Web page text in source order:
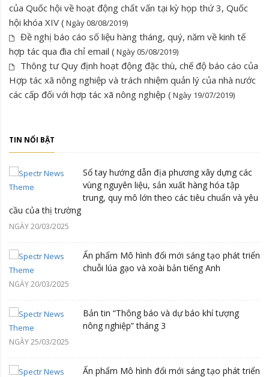
của Quốc hội về hoạt động chất vấn tại kỳ họp thứ 3, Quốc
hội khóa XIV ( Ngày 08/08/2019)
Đề nghị báo cáo số liệu hàng tháng, quý, năm về kinh tế
hợp tác qua đia chỉ email ( Ngày 05/08/2019)
Thông tư Quy định hoạt động đặc thù, chế độ báo cáo của
Hợp tác xã nông nghiệp và trách nhiệm quản lý của nhà nước
các cấp đối với hợp tác xã nông nghiệp ( Ngày 19/07/2019)
TIN NỔI BẬT
Sổ tay hướng dẫn địa phương xây dựng các
vùng nguyên liệu, sản xuất hàng hóa tập
trung, quy mô lớn theo các tiêu chuẩn và yêu
cầu của thị trường
NGÀY 20/03/2025
Ấn phẩm Mô hình đổi mới sáng tạo phát triển
chuỗi lúa gạo và xoài bản tiếng Anh
NGÀY 20/03/2025
Bản tin “Thông báo và dự báo khí tượng
nông nghiệp” tháng 3
NGÀY 25/03/2025
Ấn phẩm Mô hình đổi mới sáng tạo phát triển